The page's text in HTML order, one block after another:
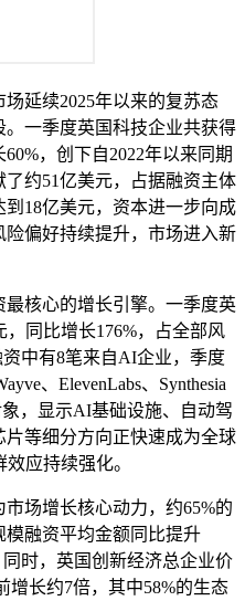
延续2025年以来的复苏态
一季度英国科技企业共获得
，创下自2022年以来同期
约51亿美元，占据融资主体
18亿美元，资本进一步向成
偏好持续提升，市场进入新
核心的增长引擎。一季度英
同比增长176%，占全部风
中有8笔来自AI企业，季度
、ElevenLabs、Synthesia
，显示AI基础设施、自动驾
等细分方向正快速成为全球
应持续强化。
场增长核心动力，约65%的
融资平均金额同比提升
时，英国创新经济总企业价
增长约7倍，其中58%的生态